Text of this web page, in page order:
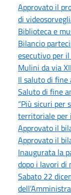
Approvato il
di
Biblioteca e
Bilancio
esecutivo per
Mulini da via
Il saluto di fine
Saluto di fine
“Più sicuri per
territoriale per
Approvato il
Approvato il
Inaugurata la
dopo i lavori di
Sabato 22